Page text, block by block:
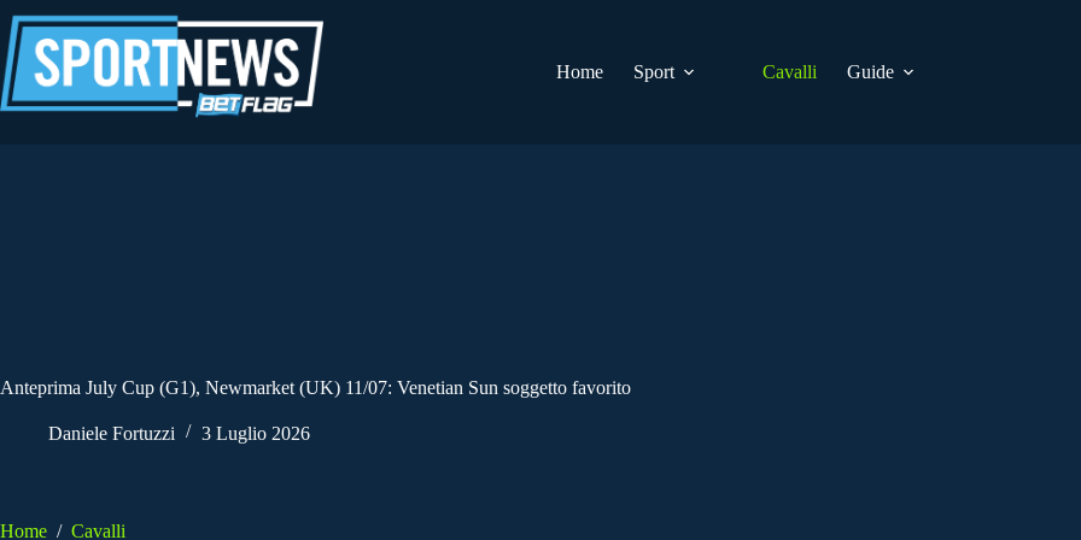
al
contenuto
Home
Sport Cavalli Guide
Anteprima July Cup (G1), Newmarket (UK) 11/07: Venetian Sun soggetto favorito
Daniele Fortuzzi 3 Luglio 2026
Home / Cavalli